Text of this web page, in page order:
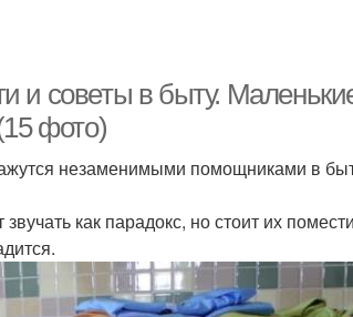
и советы в быту.
фото)
незаменимыми помощниками в
как парадокс, но стоит их